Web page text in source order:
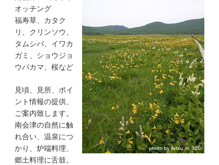
オッチング
福寿草、カタク
リ、クリンソウ、
タムシバ、イワカ
ガミ、ショウジョ
ウバカマ、桜など
見頃、見所、ポイ
ント情報の提供、
ご案内致します。
南会津の自然に触
れ合い、温泉につ
かり、炉端料理、
郷土料理に舌鼓。